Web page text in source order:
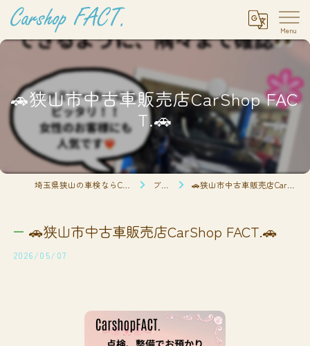
🚗狭山市中古車販売店CarShop FAC
T.🚗
ブログ 🚗狭山市中古車販売店CarShop FACT.🚗
🚗狭山市中古車販売店CarShop FACT.🚗
2026/05/07